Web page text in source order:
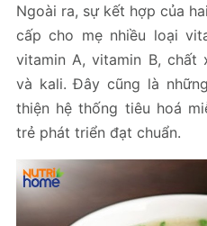
Ngoài ra, sự kết hợp của
cấp cho mẹ nhiều loại
vitamin A, vitamin B, chất
và kali. Đây cũng là
thiện hệ thống tiêu hoá
trẻ phát triển đạt chuẩn.